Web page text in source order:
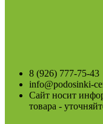
8 (926) 777-75-43
info@podosinki-
Сайт носит
товара -